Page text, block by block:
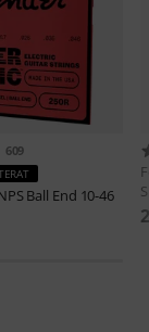
609
Ball End 10-46